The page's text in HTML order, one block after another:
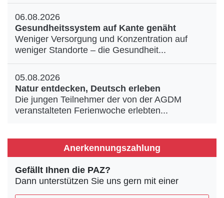
06.08.2026
Gesundheitssystem auf Kante genäht
Weniger Versorgung und Konzentration auf
weniger Standorte – die Gesundheit...
05.08.2026
Natur entdecken, Deutsch erleben
Die jungen Teilnehmer der von der AGDM
veranstalteten Ferienwoche erlebten...
Anerkennungszahlung
Gefällt Ihnen die PAZ?
Dann unterstützen Sie uns gern mit einer